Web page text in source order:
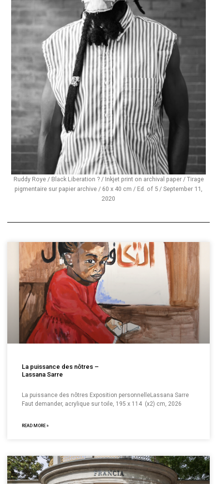
Ruddy Roye / Black Liberation ? / Inkjet print on archival paper / Tirage
pigmentaire sur papier archive / 60 x 40 cm / Ed. of 5 / September 11,
2020
La puissance des nôtres –
Lassana Sarre
La puissance des nôtres Exposition personnelleLassana Sarre
Faut demander, acrylique sur toile, 195 x 114 (x2) cm, 2026
READ MORE »